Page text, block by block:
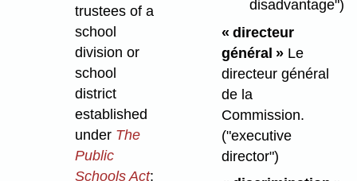
trustees of a
school
division or
school
district
established
under The
Public
Schools Act;
disadvantage")
« directeur
général »Le
directeur général
de la
Commission.
("executive
director")